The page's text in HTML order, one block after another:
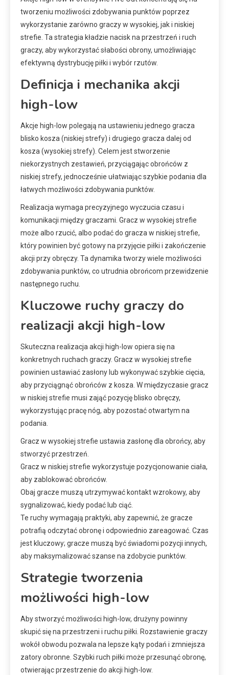
tworzeniu możliwości zdobywania punktów poprzez
wykorzystanie zarówno graczy w wysokiej, jak i niskiej
strefie. Ta strategia kładzie nacisk na przestrzeń i ruch
graczy, aby wykorzystać słabości obrony, umożliwiając
efektywną dystrybucję piłki i wybór rzutów.
Definicja i mechanika akcji
high-low
Akcje high-low polegają na ustawieniu jednego gracza
blisko kosza (niskiej strefy) i drugiego gracza dalej od
kosza (wysokiej strefy). Celem jest stworzenie
niekorzystnych zestawień, przyciągając obrońców z
niskiej strefy, jednocześnie ułatwiając szybkie podania dla
łatwych możliwości zdobywania punktów.
Realizacja wymaga precyzyjnego wyczucia czasu i
komunikacji między graczami. Gracz w wysokiej strefie
może albo rzucić, albo podać do gracza w niskiej strefie,
który powinien być gotowy na przyjęcie piłki i zakończenie
akcji przy obręczy. Ta dynamika tworzy wiele możliwości
zdobywania punktów, co utrudnia obrońcom przewidzenie
następnego ruchu.
Kluczowe ruchy graczy do
realizacji akcji high-low
Skuteczna realizacja akcji high-low opiera się na
konkretnych ruchach graczy. Gracz w wysokiej strefie
powinien ustawiać zasłony lub wykonywać szybkie cięcia,
aby przyciągnąć obrońców z kosza. W międzyczasie gracz
w niskiej strefie musi zająć pozycję blisko obręczy,
wykorzystując pracę nóg, aby pozostać otwartym na
podania.
Gracz w wysokiej strefie ustawia zasłonę dla obrońcy, aby
stworzyć przestrzeń.
Gracz w niskiej strefie wykorzystuje pozycjonowanie ciała,
aby zablokować obrońców.
Obaj gracze muszą utrzymywać kontakt wzrokowy, aby
sygnalizować, kiedy podać lub ciąć.
Te ruchy wymagają praktyki, aby zapewnić, że gracze
potrafią odczytać obronę i odpowiednio zareagować. Czas
jest kluczowy; gracze muszą być świadomi pozycji innych,
aby maksymalizować szanse na zdobycie punktów.
Strategie tworzenia
możliwości high-low
Aby stworzyć możliwości high-low, drużyny powinny
skupić się na przestrzeni i ruchu piłki. Rozstawienie graczy
wokół obwodu pozwala na lepsze kąty podań i zmniejsza
zatory obronne. Szybki ruch piłki może przesunąć obronę,
otwierając przestrzenie do akcji high-low.